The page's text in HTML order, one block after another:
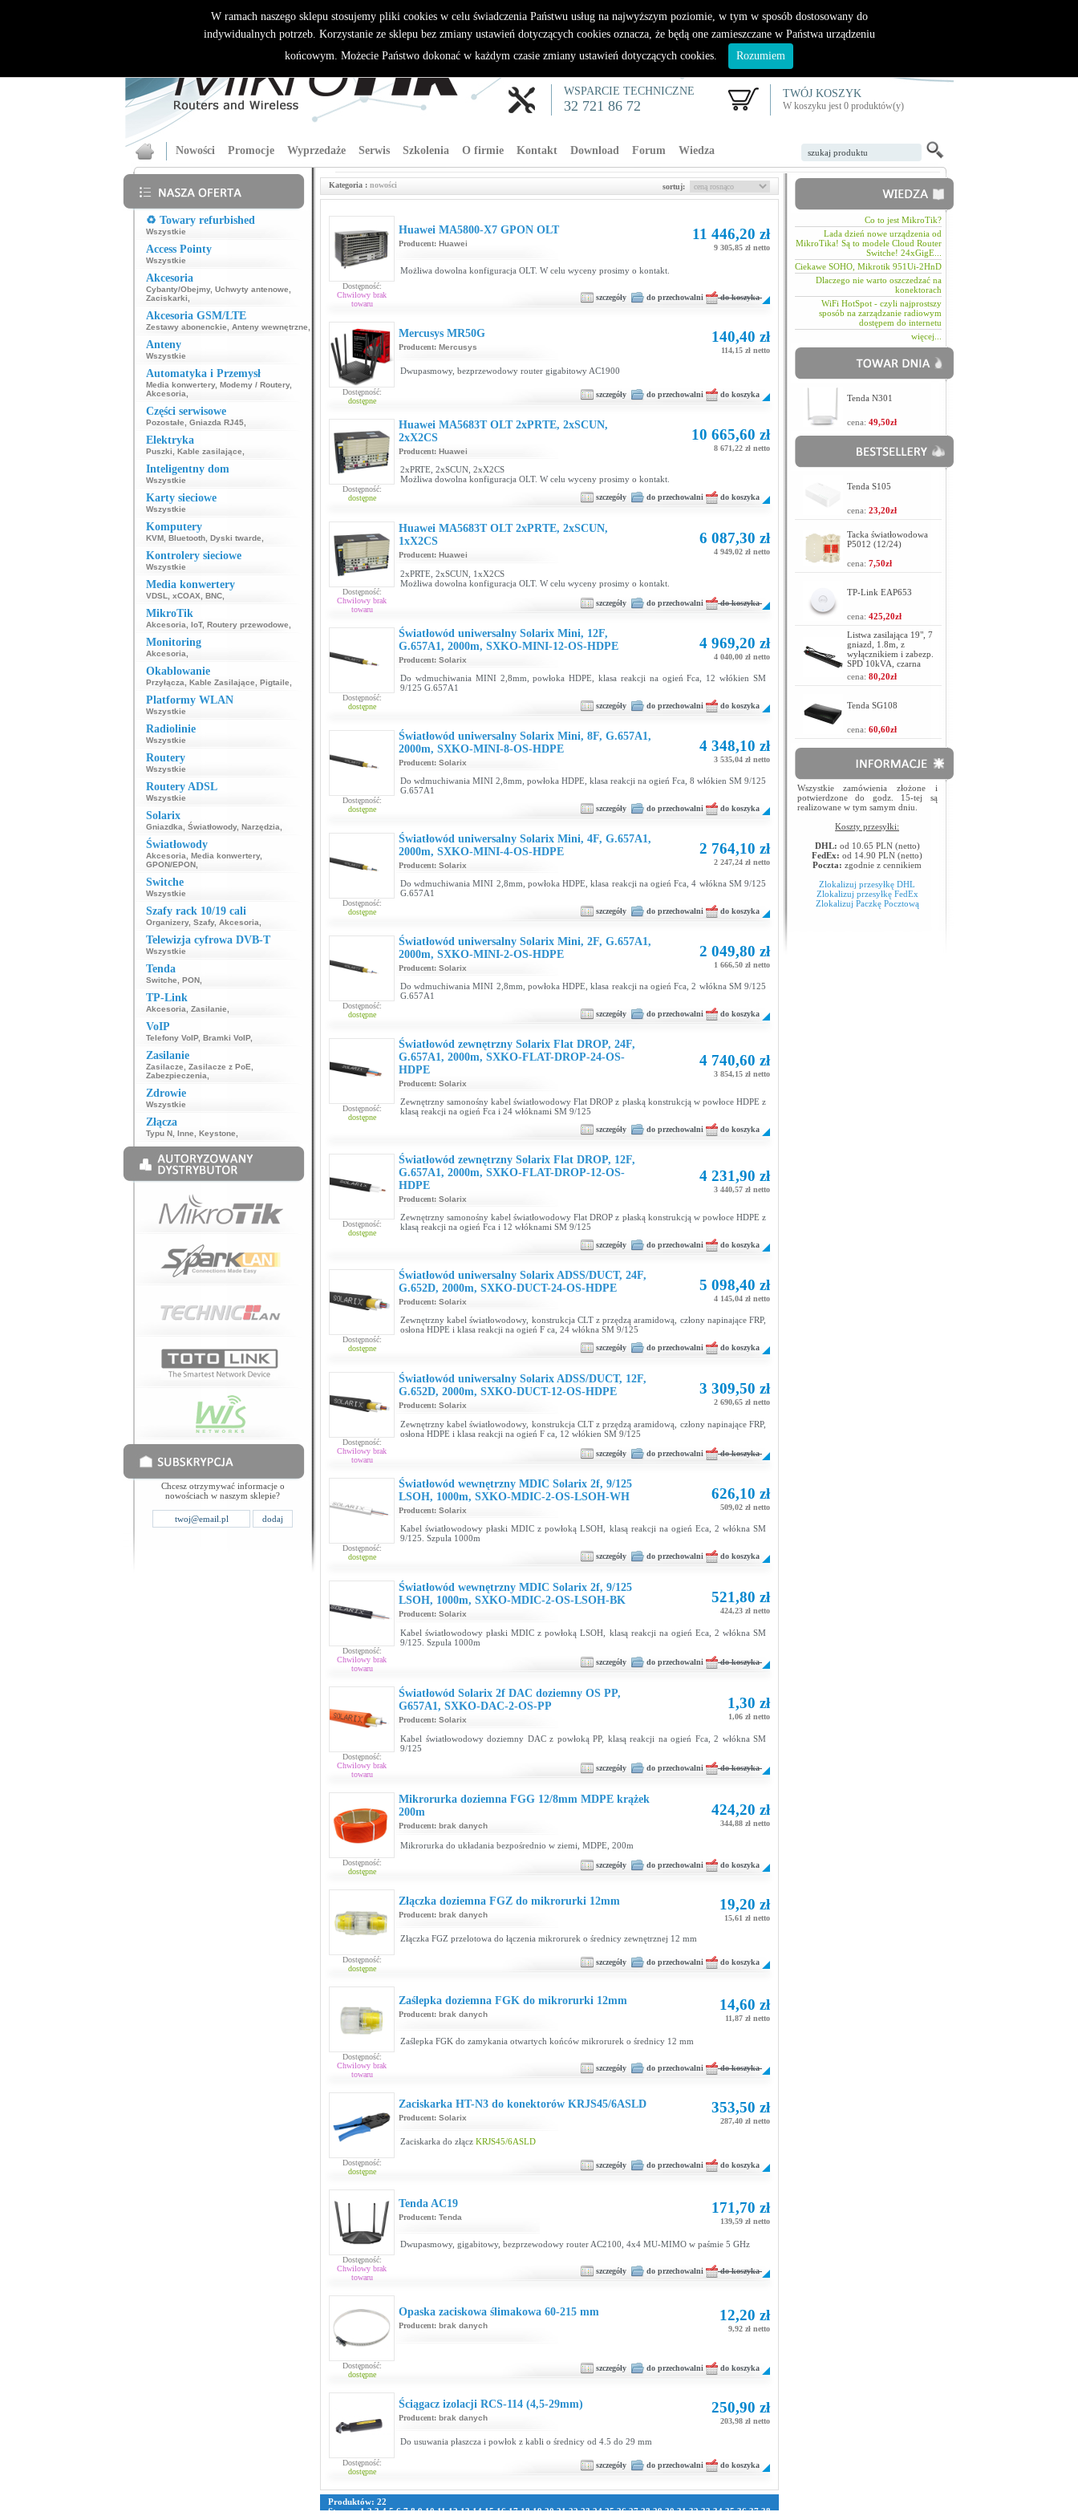
WSPARCIE TECHNICZNE
32 721 86 72
TWÓJ KOSZYK
W koszyku jest 0 produktów(y)
Nowości Promocje Wyprzedaże Serwis Szkolenia O firmie Kontakt Download Forum Wiedza
♻️ Towary refurbished
Wszystkie
Access Pointy
Wszystkie
Akcesoria
Cybanty/Obejmy, Uchwyty antenowe
Zaciskarki
Akcesoria GSM/LTE
Zestawy abonenckie Anteny wewnętrzne
Anteny
Wszystkie
Automatyka i Przemysł
Media konwertery, Modemy / Routery,
Akcesoria
Części serwisowe
Pozostałe Gniazda RJ45,
Elektryka
Puszki Kable zasilające
Inteligentny dom
Wszystkie
Karty sieciowe
Wszystkie
Komputery
KVM, Bluetooth, Dyski twarde
Kontrolery sieciowe
Wszystkie
Media konwertery
VDSL xCOAX BNC,
MikroTik
Akcesoria IoT, Routery przewodowe
Monitoring
Akcesoria
Okablowanie
Przyłącza Kable Zasilające Pigtaile
Platformy WLAN
Wszystkie
Radiolinie
Wszystkie
Routery
Wszystkie
Routery ADSL
Wszystkie
Solarix
Gniazdka Światłowody, Narzędzia
Światłowody
Akcesoria Media konwertery,
GPON/EPON,
Switche
Wszystkie
Szafy rack 10/19 cali
Organizery, Szafy, Akcesoria
Telewizja cyfrowa DVB-T
Wszystkie
Tenda
Switche PON,
TP-Link
Akcesoria Zasilanie
VoIP
Telefony VoIP, Bramki VoIP,
Zasilanie
Zasilacze Zasilacze z PoE
Zabezpieczenia
Zdrowie
Wszystkie
Złącza
Typu N, Inne Keystone
Chcesz otrzymywać informacje o
nowościach w naszym sklepie?
Kategoria : nowości sortuj:
Dostępność:
Chwilowy brak
towaru
Huawei MA5800-X7 GPON OLT
Producent: Huawei
11 446,20 zł
9 305,85 zł netto
Możliwa dowolna konfiguracja OLT. W celu wyceny prosimy o kontakt.
szczegóły do przechowalni do koszyka
Dostępność:
dostępne
Mercusys MR50G
Producent: Mercusys
140,40 zł
114,15 zł netto
Dwupasmowy, bezprzewodowy router gigabitowy AC1900
szczegóły do przechowalni do koszyka
Dostępność:
dostępne
Huawei MA5683T OLT 2xPRTE, 2xSCUN,
2xX2CS
Producent: Huawei
10 665,60 zł
8 671,22 zł netto
2xPRTE, 2xSCUN, 2xX2CS
Możliwa dowolna konfiguracja OLT. W celu wyceny prosimy o kontakt.
szczegóły do przechowalni do koszyka
Dostępność:
Chwilowy brak
towaru
Huawei MA5683T OLT 2xPRTE, 2xSCUN,
1xX2CS
Producent: Huawei
6 087,30 zł
4 949,02 zł netto
2xPRTE, 2xSCUN, 1xX2CS
Możliwa dowolna konfiguracja OLT. W celu wyceny prosimy o kontakt.
szczegóły do przechowalni do koszyka
Dostępność:
dostępne
Światłowód uniwersalny Solarix Mini, 12F,
G.657A1, 2000m, SXKO-MINI-12-OS-HDPE
Producent: Solarix
4 969,20 zł
4 040,00 zł netto
Do wdmuchiwania MINI 2,8mm, powłoka HDPE, klasa reakcji na ogień Fca, 12 włókien SM
9/125 G.657A1
szczegóły do przechowalni do koszyka
Dostępność:
dostępne
Światłowód uniwersalny Solarix Mini, 8F, G.657A1,
2000m, SXKO-MINI-8-OS-HDPE
Producent: Solarix
4 348,10 zł
3 535,04 zł netto
Do wdmuchiwania MINI 2,8mm, powłoka HDPE, klasa reakcji na ogień Fca, 8 włókien SM 9/125
G.657A1
szczegóły do przechowalni do koszyka
Dostępność:
dostępne
Światłowód uniwersalny Solarix Mini, 4F, G.657A1,
2000m, SXKO-MINI-4-OS-HDPE
Producent: Solarix
2 764,10 zł
2 247,24 zł netto
Do wdmuchiwania MINI 2,8mm, powłoka HDPE, klasa reakcji na ogień Fca, 4 włókna SM 9/125
G.657A1
szczegóły do przechowalni do koszyka
Dostępność:
dostępne
Światłowód uniwersalny Solarix Mini, 2F, G.657A1,
2000m, SXKO-MINI-2-OS-HDPE
Producent: Solarix
2 049,80 zł
1 666,50 zł netto
Do wdmuchiwania MINI 2,8mm, powłoka HDPE, klasa reakcji na ogień Fca, 2 włókna SM 9/125
G.657A1
szczegóły do przechowalni do koszyka
Dostępność:
dostępne
Światłowód zewnętrzny Solarix Flat DROP, 24F,
G.657A1, 2000m, SXKO-FLAT-DROP-24-OS-
HDPE
Producent: Solarix
4 740,60 zł
3 854,15 zł netto
Zewnętrzny samonośny kabel światłowodowy Flat DROP z płaską konstrukcją w powłoce HDPE z
klasą reakcji na ogień Fca i 24 włóknami SM 9/125
szczegóły do przechowalni do koszyka
Dostępność:
dostępne
Światłowód zewnętrzny Solarix Flat DROP, 12F,
G.657A1, 2000m, SXKO-FLAT-DROP-12-OS-
HDPE
Producent: Solarix
4 231,90 zł
3 440,57 zł netto
Zewnętrzny samonośny kabel światłowodowy Flat DROP z płaską konstrukcją w powłoce HDPE z
klasą reakcji na ogień Fca i 12 włóknami SM 9/125
szczegóły do przechowalni do koszyka
Dostępność:
dostępne
Światłowód uniwersalny Solarix ADSS/DUCT, 24F,
G.652D, 2000m, SXKO-DUCT-24-OS-HDPE
Producent: Solarix
5 098,40 zł
4 145,04 zł netto
Zewnętrzny kabel światłowodowy, konstrukcja CLT z przędzą aramidową, człony napinające FRP,
osłona HDPE i klasa reakcji na ogień F ca, 24 włókna SM 9/125
szczegóły do przechowalni do koszyka
Dostępność:
Chwilowy brak
towaru
Światłowód uniwersalny Solarix ADSS/DUCT, 12F,
G.652D, 2000m, SXKO-DUCT-12-OS-HDPE
Producent: Solarix
3 309,50 zł
2 690,65 zł netto
Zewnętrzny kabel światłowodowy, konstrukcja CLT z przędzą aramidową, człony napinające FRP,
osłona HDPE i klasa reakcji na ogień F ca, 12 włókien SM 9/125
szczegóły do przechowalni do koszyka
Dostępność:
dostępne
Światłowód wewnętrzny MDIC Solarix 2f, 9/125
LSOH, 1000m, SXKO-MDIC-2-OS-LSOH-WH
Producent: Solarix
626,10 zł
509,02 zł netto
Kabel światłowodowy płaski MDIC z powłoką LSOH, klasą reakcji na ogień Eca, 2 włókna SM
9/125. Szpula 1000m
szczegóły do przechowalni do koszyka
Dostępność:
Chwilowy brak
towaru
Światłowód wewnętrzny MDIC Solarix 2f, 9/125
LSOH, 1000m, SXKO-MDIC-2-OS-LSOH-BK
Producent: Solarix
521,80 zł
424,23 zł netto
Kabel światłowodowy płaski MDIC z powłoką LSOH, klasą reakcji na ogień Eca, 2 włókna SM
9/125. Szpula 1000m
szczegóły do przechowalni do koszyka
Dostępność:
Chwilowy brak
towaru
Światłowód Solarix 2f DAC doziemny OS PP,
G657A1, SXKO-DAC-2-OS-PP
Producent: Solarix
1,30 zł
1,06 zł netto
Kabel światłowodowy doziemny DAC z powłoką PP, klasą reakcji na ogień Fca, 2 włókna SM
9/125
szczegóły do przechowalni do koszyka
Dostępność:
dostępne
Mikrorurka doziemna FGG 12/8mm MDPE krążek
200m
Producent: brak danych
424,20 zł
344,88 zł netto
Mikrorurka do układania bezpośrednio w ziemi, MDPE, 200m
szczegóły do przechowalni do koszyka
Dostępność:
dostępne
Złączka doziemna FGZ do mikrorurki 12mm
Producent: brak danych
19,20 zł
15,61 zł netto
Złączka FGZ przelotowa do łączenia mikrorurek o średnicy zewnętrznej 12 mm
szczegóły do przechowalni do koszyka
Dostępność:
Chwilowy brak
towaru
Zaślepka doziemna FGK do mikrorurki 12mm
Producent: brak danych
14,60 zł
11,87 zł netto
Zaślepka FGK do zamykania otwartych końców mikrorurek o średnicy 12 mm
szczegóły do przechowalni do koszyka
Dostępność:
dostępne
Zaciskarka HT-N3 do konektorów KRJS45/6ASLD
Producent: Solarix
353,50 zł
287,40 zł netto
Zaciskarka do złącz KRJS45/6ASLD
szczegóły do przechowalni do koszyka
Dostępność:
Chwilowy brak
towaru
Tenda AC19
Producent: Tenda
171,70 zł
139,59 zł netto
Dwupasmowy, gigabitowy, bezprzewodowy router AC2100, 4x4 MU-MIMO w paśmie 5 GHz
szczegóły do przechowalni do koszyka
Dostępność:
dostępne
Opaska zaciskowa ślimakowa 60-215 mm
Producent: brak danych
12,20 zł
9,92 zł netto
szczegóły do przechowalni do koszyka
Dostępność:
dostępne
Ściągacz izolacji RCS-114 (4,5-29mm)
Producent: brak danych
250,90 zł
203,98 zł netto
Do usuwania płaszcza i powłok z kabli o średnicy od 4.5 do 29 mm
szczegóły do przechowalni do koszyka
Produktów: 22
Strona:1 2 3 4 5 6 7 8 9 10 11 12 13 14 15 16 17 18 19 20 21 22 23 24 25 26 27 28 29 30 31 32 33 34 35 36 37 38
Co to jest MikroTik?
Lada dzień nowe urządzenia od
MikroTika! Są to modele Cloud Router
Switche! 24xGigE...
Ciekawe SOHO, Mikrotik 951Ui-2HnD
Dlaczego nie warto oszczedzać na
konektorach
WiFi HotSpot - czyli najprostszy
sposób na zarządzanie radiowym
dostępem do internetu
więcej...
Tenda N301
cena: 49,50zł
Tenda S105
cena: 23,20zł
Tacka światłowodowa
P5012 (12/24)
cena: 7,50zł
TP-Link EAP653
cena: 425,20zł
Listwa zasilająca 19", 7
gniazd, 1.8m, z
wyłącznikiem i zabezp.
SPD 10kVA, czarna
cena: 80,20zł
Tenda SG108
cena: 60,60zł
Wszystkie zamówienia złożone i
potwierdzone do godz. 15-tej są
realizowane w tym samym dniu.
Koszty przesyłki:
DHL: od 10.65 PLN (netto)
FedEx: od 14.90 PLN (netto)
Poczta: zgodnie z cennikiem
Zlokalizuj przesyłkę DHL
Zlokalizuj przesyłkę FedEx
Zlokalizuj Paczkę Pocztową
W ramach naszego sklepu stosujemy pliki cookies w celu świadczenia Państwu usług na najwyższym poziomie, w tym w sposób dostosowany do
indywidualnych potrzeb. Korzystanie ze sklepu bez zmiany ustawień dotyczących cookies oznacza, że będą one zamieszczane w Państwa urządzeniu
końcowym. Możecie Państwo dokonać w każdym czasie zmiany ustawień dotyczących cookies.
Rozumiem